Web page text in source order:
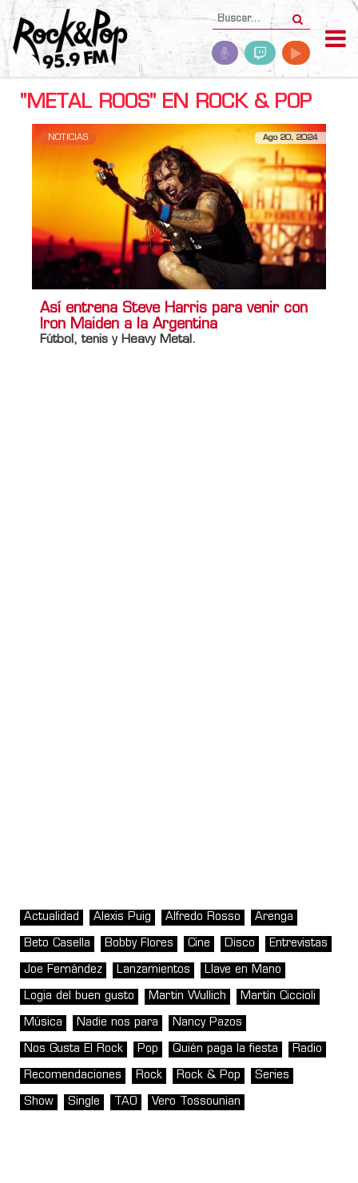
"METAL ROOS" EN ROCK & POP
NOTICIAS Ago 20, 2024
Así entrena Steve Harris para venir con
Iron Maiden a la Argentina
Fútbol, tenis y Heavy Metal.
Actualidad Alexis Puig Alfredo Rosso Arenga
Beto Casella Bobby Flores Cine Disco Entrevistas
Joe Fernández Lanzamientos Llave en Mano
Logia del buen gusto Martin Wullich Martín Ciccioli
Música Nadie nos para Nancy Pazos
Nos Gusta El Rock Pop Quién paga la fiesta Radio
Recomendaciones Rock Rock & Pop Series
Show Single TAO Vero Tossounian